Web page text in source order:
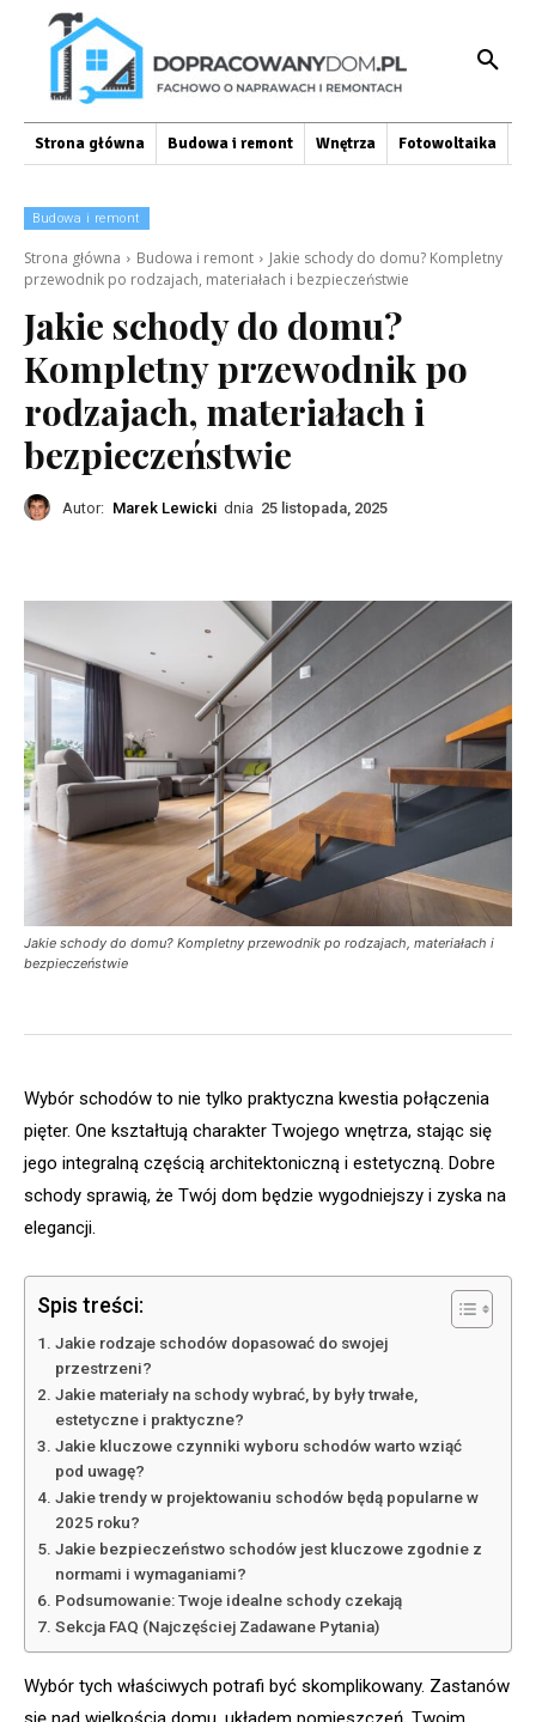
Strona główna Budowa i remont Wnętrza Fotowoltaika
Budowa i remont
Strona główna Budowa i remont
Jakie schody do domu? Kompletny
przewodnik po rodzajach, materiałach i bezpieczeństwie
Jakie schody do domu?
Kompletny przewodnik po
rodzajach, materiałach i
bezpieczeństwie
Autor: Marek Lewicki dnia 25 listopada, 2025
Jakie schody do domu? Kompletny przewodnik po rodzajach, materiałach i
bezpieczeństwie
Wybór schodów to nie tylko praktyczna kwestia połączenia
pięter. One kształtują charakter Twojego wnętrza, stając się
jego integralną częścią architektoniczną i estetyczną. Dobre
schody sprawią, że Twój dom będzie wygodniejszy i zyska na
elegancji.
Spis treści:
Jakie rodzaje schodów dopasować do swojej
przestrzeni?
Jakie materiały na schody wybrać, by były trwałe,
estetyczne i praktyczne?
Jakie kluczowe czynniki wyboru schodów warto wziąć
pod uwagę?
Jakie trendy w projektowaniu schodów będą popularne w
2025 roku?
Jakie bezpieczeństwo schodów jest kluczowe zgodnie z
normami i wymaganiami?
Podsumowanie: Twoje idealne schody czekają
Sekcja FAQ (Najczęściej Zadawane Pytania)
Wybór tych właściwych potrafi być skomplikowany. Zastanów